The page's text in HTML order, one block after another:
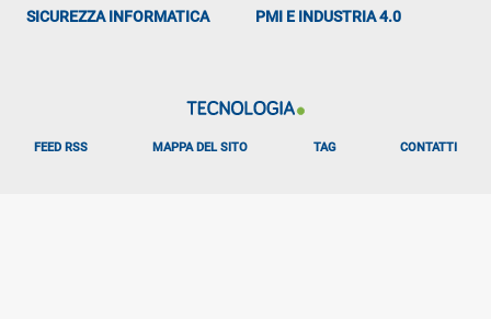
SICUREZZA INFORMATICA PMI E INDUSTRIA 4.0
FEED RSS MAPPA DEL SITO TAG CONTATTI